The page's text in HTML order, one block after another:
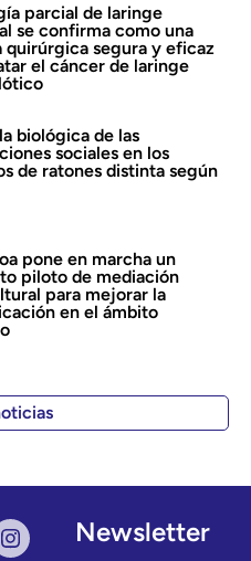
parcial de laringe
se confirma como una
quirúrgica segura y eficaz
el cáncer de laringe
biológica de las
sociales en los
de ratones distinta según
pone en marcha un
piloto de mediación
para mejorar la
en el ámbito
Newsletter